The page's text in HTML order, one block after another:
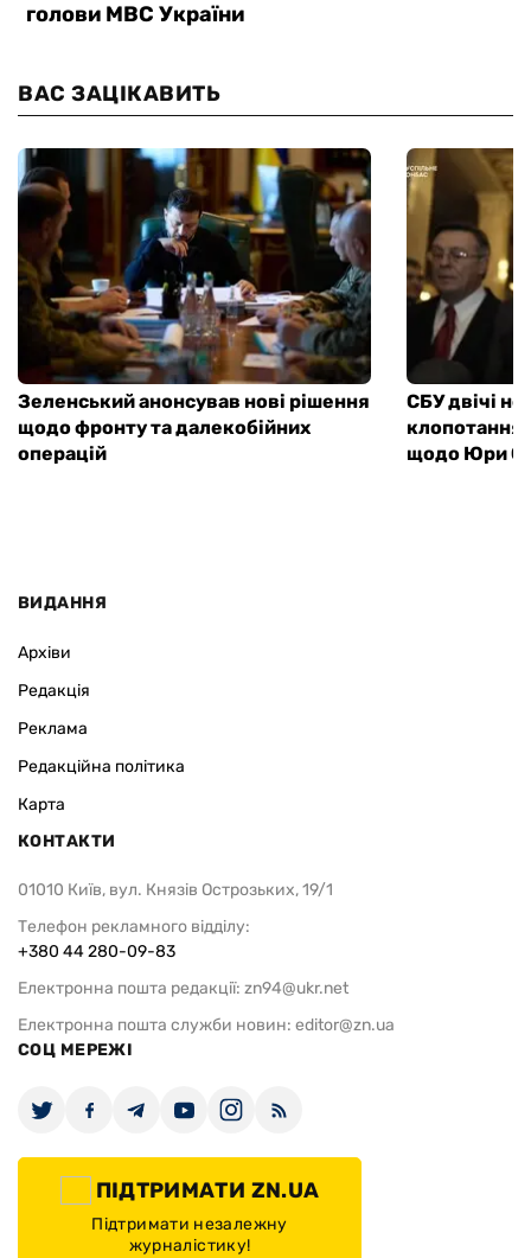
ВАС ЗАЦІКАВИТЬ
Зеленський анонсував нові рішення
щодо фронту та далекобійних
операцій
СБУ двічі
клопотання
щодо Юри
ВИДАННЯ
Архіви
Редакція
Реклама
Редакційна політика
Карта
КОНТАКТИ
01010 Київ, вул. Князів Острозьких, 19/1
Телефон рекламного відділу:
+380 44 280-09-83
Електронна пошта редакції: zn94@ukr.net
Електронна пошта служби новин: editor@zn.ua
СОЦ МЕРЕЖІ
ПІДТРИМАТИ ZN.UA
Підтримати незалежну
журналістику!